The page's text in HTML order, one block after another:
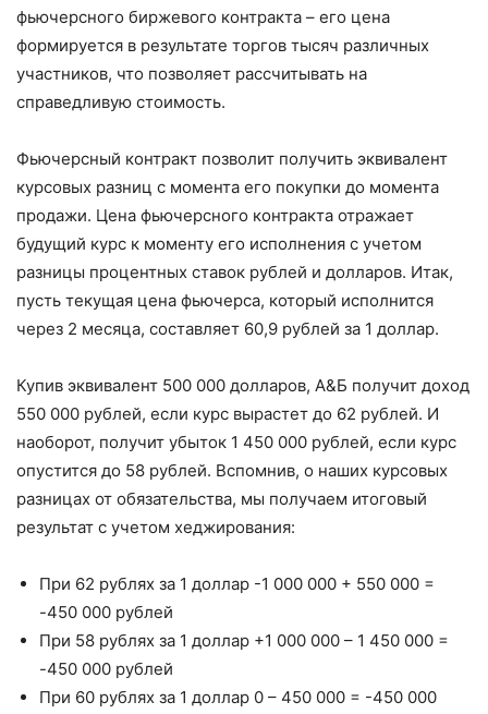
фьючерсного биржевого контракта – его цена
формируется в результате торгов тысяч различных
участников, что позволяет рассчитывать на
справедливую стоимость.
Фьючерсный контракт позволит получить эквивалент
курсовых разниц с момента его покупки до момента
продажи. Цена фьючерсного контракта отражает
будущий курс к моменту его исполнения с учетом
разницы процентных ставок рублей и долларов. Итак,
пусть текущая цена фьючерса, который исполнится
через 2 месяца, составляет 60,9 рублей за 1 доллар.
Купив эквивалент 500 000 долларов, А&Б получит доход
550 000 рублей, если курс вырастет до 62 рублей. И
наоборот, получит убыток 1 450 000 рублей, если курс
опустится до 58 рублей. Вспомнив, о наших курсовых
разницах от обязательства, мы получаем итоговый
результат с учетом хеджирования:
При 62 рублях за 1 доллар -1 000 000 + 550 000 =
-450 000 рублей
При 58 рублях за 1 доллар +1 000 000 – 1 450 000 =
-450 000 рублей
При 60 рублях за 1 доллар 0 – 450 000 = -450 000